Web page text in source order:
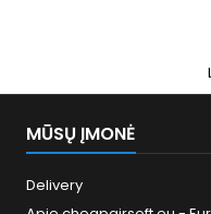
MŪSŲ ĮMONĖ
Delivery